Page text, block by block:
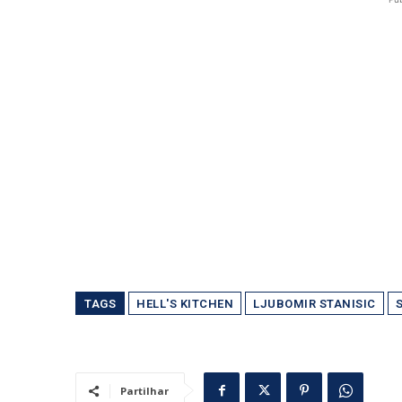
TAGS HELL'S KITCHEN LJUBOMIR STANISIC
Partilhar